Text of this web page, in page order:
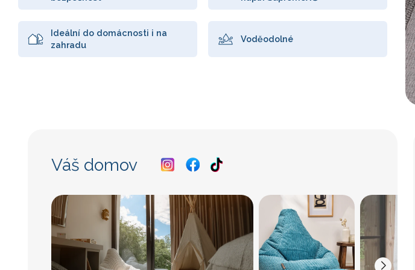
Ideální do domácnosti i na
zahradu
Voděodolné
Váš domov